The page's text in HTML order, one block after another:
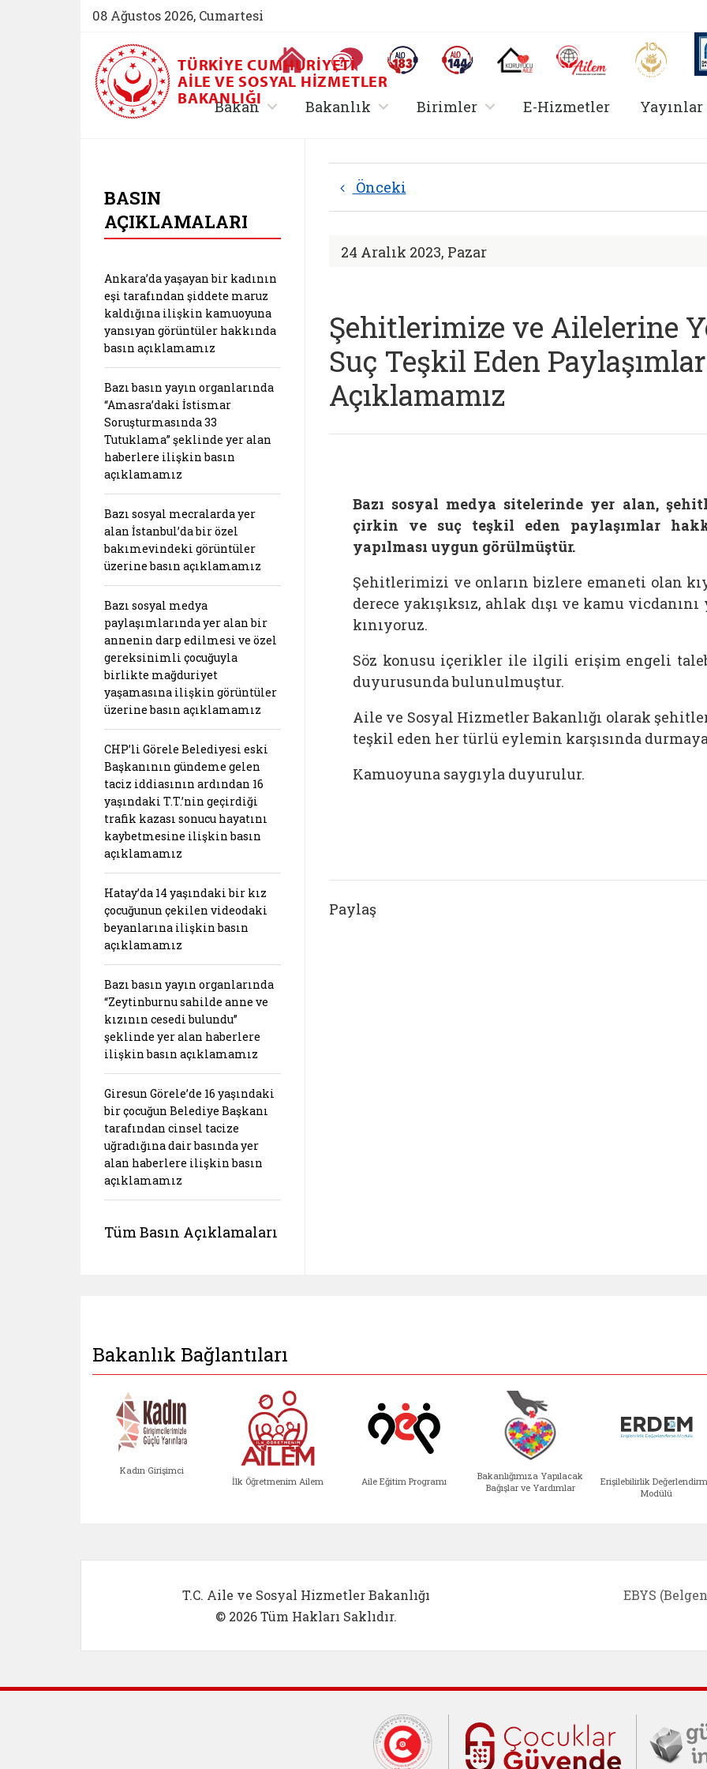
08 Ağustos 2026, Cumartesi
Ana Sayfa Sıkça Sorulan SorularAlo 183 (yeni sekmede açılır)Alo 144 (yeni sekmede açılır)Koruyucu Aile (yeni sekmede açılır)
AİLEM İletişim Aile ve
TÜRKIYE CUMHURIYETI
AILE VE SOSYAL HIZMETLER
BAKANLIĞI
Bakan, alt menü içerir
Bakanlık , alt menü içerir
Birimler, alt menü içerir
E-Hizmetler Yayınlar
T.C. Aile ve Sosyal Hizmetler
BASIN
AÇIKLAMALARI
Ankara’da yaşayan bir kadının
eşi tarafından şiddete maruz
kaldığına ilişkin kamuoyuna
yansıyan görüntüler hakkında
basın açıklamamız
Bazı basın yayın organlarında
“Amasra’daki İstismar
Soruşturmasında 33
Tutuklama” şeklinde yer alan
haberlere ilişkin basın
açıklamamız
Bazı sosyal mecralarda yer
alan İstanbul’da bir özel
bakımevindeki görüntüler
üzerine basın açıklamamız
Bazı sosyal medya
paylaşımlarında yer alan bir
annenin darp edilmesi ve özel
gereksinimli çocuğuyla
birlikte mağduriyet
yaşamasına ilişkin görüntüler
üzerine basın açıklamamız
CHP’li Görele Belediyesi eski
Başkanının gündeme gelen
taciz iddiasının ardından 16
yaşındaki T.T.’nin geçirdiği
trafik kazası sonucu hayatını
kaybetmesine ilişkin basın
açıklamamız
Hatay’da 14 yaşındaki bir kız
çocuğunun çekilen videodaki
beyanlarına ilişkin basın
açıklamamız
Bazı basın yayın organlarında
“Zeytinburnu sahilde anne ve
kızının cesedi bulundu”
şeklinde yer alan haberlere
ilişkin basın açıklamamız
Giresun Görele’de 16 yaşındaki
bir çocuğun Belediye Başkanı
tarafından cinsel tacize
uğradığına dair basında yer
alan haberlere ilişkin basın
açıklamamız
Tüm Basın Açıklamaları
Önceki
24 Aralık 2023, Pazar
Şehitlerimize ve Ailelerine
Suç Teşkil Eden
Açıklamamız
Bazı sosyal medya sitelerinde yer alan,
çirkin ve suç teşkil eden paylaşımlar
yapılması uygun görülmüştür.
Şehitlerimizi ve onların bizlere emaneti olan
derece yakışıksız, ahlak dışı ve kamu
kınıyoruz.
Söz konusu içerikler ile ilgili erişim engeli
duyurusunda bulunulmuştur.
Aile ve Sosyal Hizmetler Bakanlığı olarak
teşkil eden her türlü eylemin karşısında
Kamuoyuna saygıyla duyurulur.
Paylaş
Bakanlık Bağlantıları
Kadın Girişimci
İlk Öğretmenim Ailem Aile Eğitim Programı
Bakanlığımıza Yapılacak
Bağışlar ve Yardımlar
Erişilebilirlik
Modülü
T.C. Aile ve Sosyal Hizmetler Bakanlığı
© 2026 Tüm Hakları Saklıdır.
EBYS
Cumhurbaşkanlığı İletişim Merkezi
Çocuklar